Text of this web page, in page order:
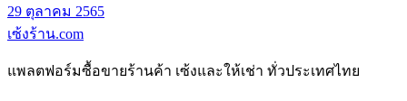
29 ตุลาคม 2565
เซ้งร้าน.com
แพลตฟอร์มซื้อขายร้านค้า เซ้งและให้เช่า ทั่วประเทศไทย